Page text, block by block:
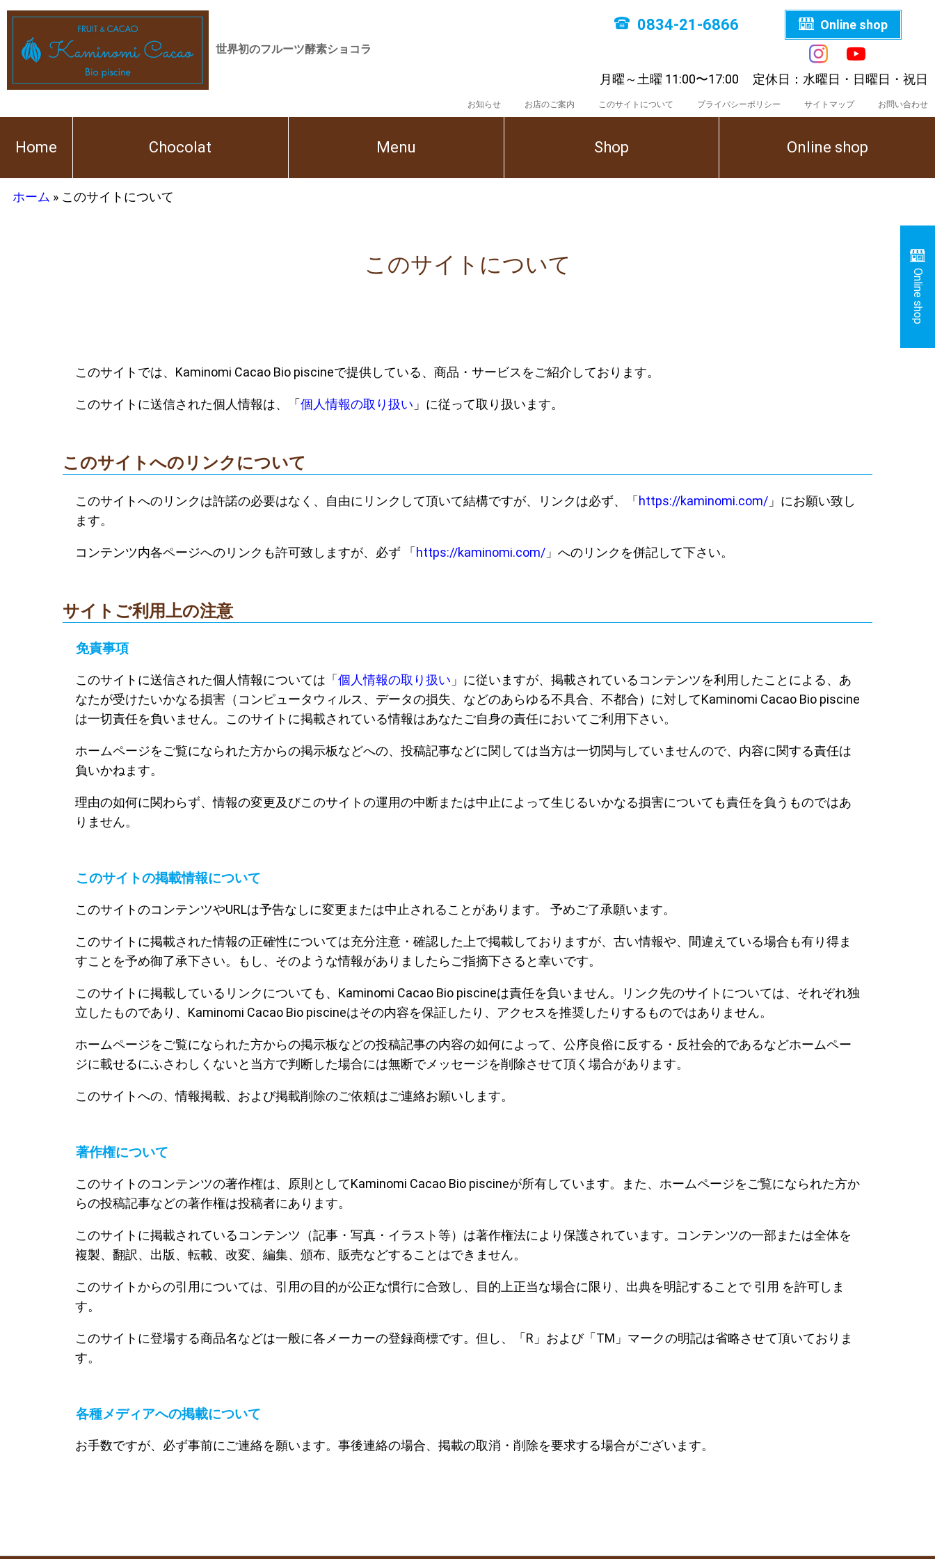
世界初のフルーツ酵素ショコラ
0834-21-6866
月曜～土曜 11:00〜17:00 定休日：水曜日・日曜日・祝日
Online shop
お知らせ お店のご案内 このサイトについて プライバシーポリシー サイトマップ お問い合わせ
Home Chocolat Menu Shop Online shop
Online shop
ホーム » このサイトについて
このサイトについて
このサイトでは、Kaminomi Cacao Bio piscineで提供している、商品・サービスをご紹介しております。
このサイトに送信された個人情報は、「個人情報の取り扱い 」に従って取り扱います。
このサイトへのリンクについて
このサイトへのリンクは許諾の必要はなく、自由にリンクして頂いて結構ですが、リンクは必ず、「https://kaminomi.com/ 」にお願い致し
ます。
コンテンツ内各ページへのリンクも許可致しますが、必ず 「https://kaminomi.com/ 」へのリンクを併記して下さい。
サイトご利用上の注意
免責事項
このサイトに送信された個人情報については「個人情報の取り扱い 」に従いますが、掲載されているコンテンツを利用したことによる、あ
なたが受けたいかなる損害（コンピュータウィルス、データの損失、などのあらゆる不具合、不都合）に対してKaminomi Cacao Bio piscine
は一切責任を負いません。このサイトに掲載されている情報はあなたご自身の責任においてご利用下さい。
ホームページをご覧になられた方からの掲示板などへの、投稿記事などに関しては当方は一切関与していませんので、内容に関する責任は
負いかねます。
理由の如何に関わらず、情報の変更及びこのサイトの運用の中断または中止によって生じるいかなる損害についても責任を負うものではあ
りません。
このサイトの掲載情報について
このサイトのコンテンツやURLは予告なしに変更または中止されることがあります。 予めご了承願います。
このサイトに掲載された情報の正確性については充分注意・確認した上で掲載しておりますが、古い情報や、間違えている場合も有り得ま
すことを予め御了承下さい。もし、そのような情報がありましたらご指摘下さると幸いです。
このサイトに掲載しているリンクについても、Kaminomi Cacao Bio piscineは責任を負いません。リンク先のサイトについては、それぞれ独
立したものであり、Kaminomi Cacao Bio piscineはその内容を保証したり、アクセスを推奨したりするものではありません。
ホームページをご覧になられた方からの掲示板などの投稿記事の内容の如何によって、公序良俗に反する・反社会的であるなどホームペー
ジに載せるにふさわしくないと当方で判断した場合には無断でメッセージを削除させて頂く場合があります。
このサイトへの、情報掲載、および掲載削除のご依頼はご連絡お願いします。
著作権について
このサイトのコンテンツの著作権は、原則としてKaminomi Cacao Bio piscineが所有しています。また、ホームページをご覧になられた方か
らの投稿記事などの著作権は投稿者にあります。
このサイトに掲載されているコンテンツ（記事・写真・イラスト等）は著作権法により保護されています。コンテンツの一部または全体を
複製、翻訳、出版、転載、改変、編集、頒布、販売などすることはできません。
このサイトからの引用については、引用の目的が公正な慣行に合致し、目的上正当な場合に限り、出典を明記することで 引用 を許可しま
す。
このサイトに登場する商品名などは一般に各メーカーの登録商標です。但し、「R」および「TM」マークの明記は省略させて頂いておりま
す。
各種メディアへの掲載について
お手数ですが、必ず事前にご連絡を願います。事後連絡の場合、掲載の取消・削除を要求する場合がございます。